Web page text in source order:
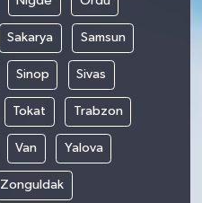
Sakarya Samsun
Sinop Sivas
Tokat Trabzon
Van Yalova
Zonguldak